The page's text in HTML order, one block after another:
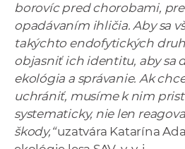
borovíc pred chorobami,
opadávaním ihličia. Aby sa
takýchto endofytických
objasniť ich identitu, aby sa
ekológia a správanie. Ak
uchrániť, musíme k nim
systematicky, nie len
škody,“uzatvára Katarína